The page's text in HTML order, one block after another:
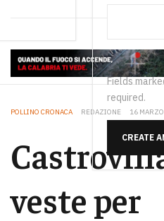
Fields
required.
CREATE
POLLINO CRONACA REDAZIONE 16
veste per